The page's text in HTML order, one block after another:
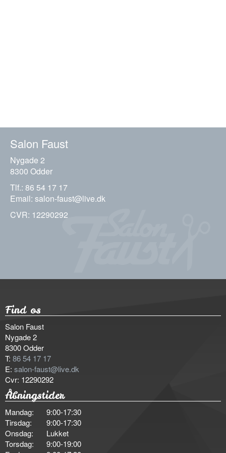
Salon Faust
Nygade 2
8300 Odder
Tlf.: 86 54 17 17
Email: salon-faust@live.dk
CVR: 12290292
Find os
Salon Faust
Nygade 2
8300 Odder
T: 86 54 17 17
E: salon-faust@live.dk
Cvr: 12290292
Åbningstider
Mandag:
9:00-17:30
Tirsdag:
9:00-17:30
Onsdag:
Lukket
Torsdag:
9:00-19:00